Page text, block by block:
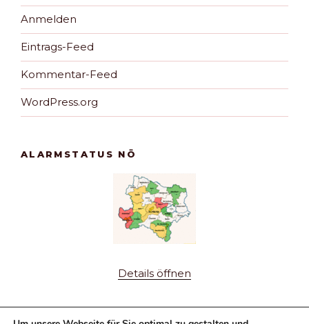
Anmelden
Eintrags-Feed
Kommentar-Feed
WordPress.org
ALARMSTATUS NÖ
Details öffnen